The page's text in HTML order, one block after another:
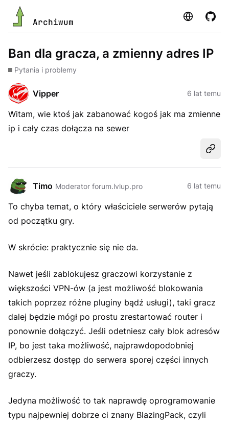
Archiwum Strona
Ban dla gracza, a zmienny adres IP
Pytania i problemy
Vipper 6 lat temu
Witam, wie ktoś jak zabanować kogoś jak ma zmienne
ip i cały czas dołącza na sewer
Timo Moderator forum.lvlup.pro 6 lat temu
To chyba temat, o który właściciele serwerów pytają
od początku gry.
W skrócie: praktycznie się nie da.
Nawet jeśli zablokujesz graczowi korzystanie z
większości VPN-ów (a jest możliwość blokowania
takich poprzez różne pluginy bądź usługi), taki gracz
dalej będzie mógł po prostu zrestartować router i
ponownie dołączyć. Jeśli odetniesz cały blok adresów
IP, bo jest taka możliwość, najprawdopodobniej
odbierzesz dostęp do serwera sporej części innych
graczy.
Jedyna możliwość to tak naprawdę oprogramowanie
typu najpewniej dobrze ci znany BlazingPack, czyli